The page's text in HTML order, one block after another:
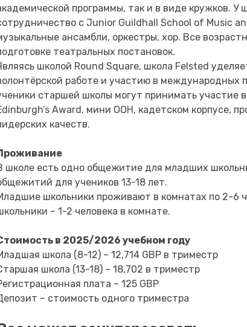
программы, так и в виде кружков. У
с Junior Guildhall School of Music
ансамбли, оркестры, хор. Все
театральных постановок.
школой Round Square, школа Felsted
работе и участию в международных
старшей школы могут принимать участие
Award, мини ООН, кадетском корпусе,
качеств.
школе есть одно общежитие для младших
для учеников 13-18 лет.
школьники проживают в комнатах по 2-6
– 1-2 человека в комнате.
в 2025/2026 учебном году
школа (8-12) – 12,714 GBP в триместр
школа (13-18) – 18,702 в триместр
плата – 125 GBP
– стоимость одного триместра